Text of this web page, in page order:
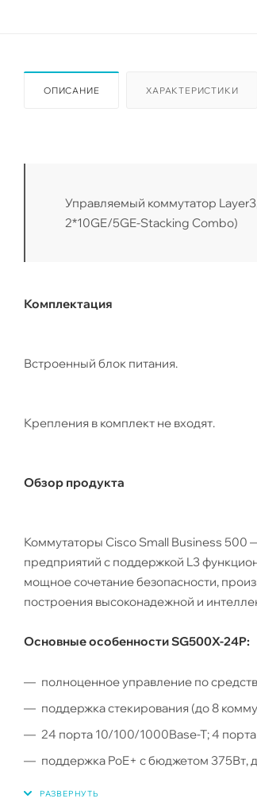
ОПИСАНИЕ ХАРАКТЕРИСТИКИ
Управляемый коммутатор
2*10GE/5GE-Stacking Combo)
Комплектация
Встроенный блок питания.
Крепления в комплект не входят.
Обзор продукта
Коммутаторы Cisco Small Business 500
предприятий с поддержкой L3
мощное сочетание безопасности,
построения высоконадежной и
Основные особенности SG500X-24P:
полноценное управление по
поддержка стекирования (до 8
24 порта 10/100/1000Base-T; 4
поддержка PoE+ с бюджетом 375Вт,
коммутационная емкость 128 Гбит/с